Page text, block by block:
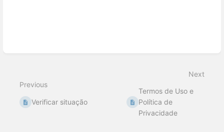
Previous
Verificar situação
Next
Termos de Uso e
Política de
Privacidade